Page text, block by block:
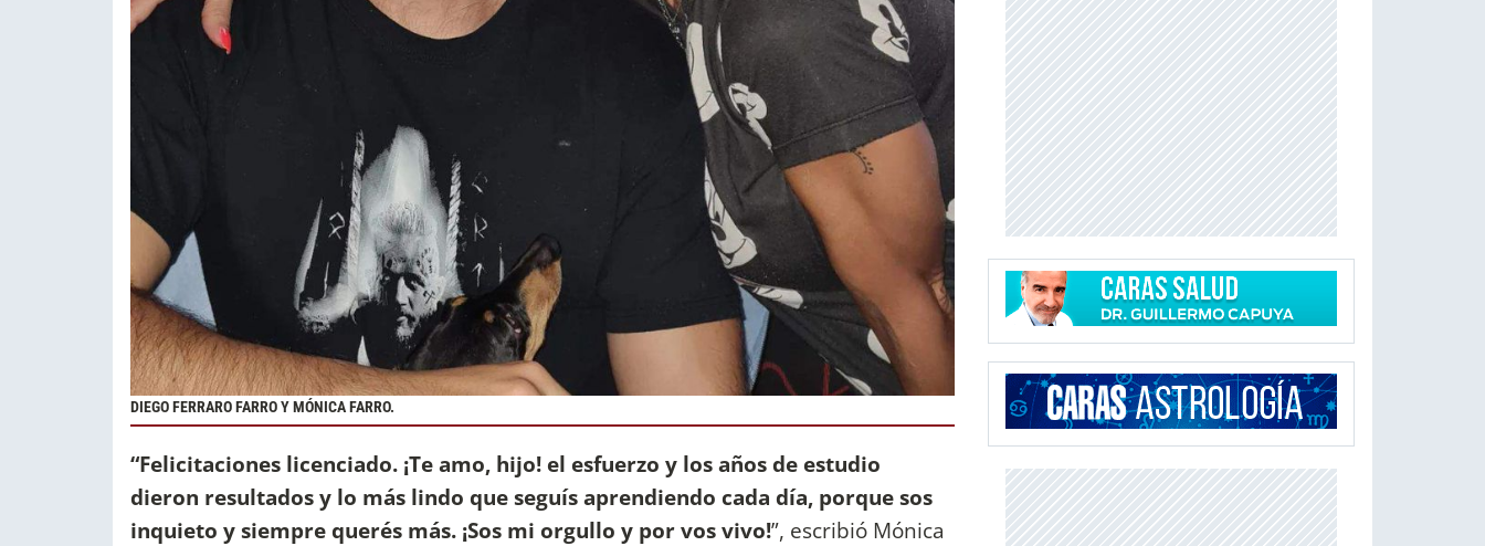
DIEGO FERRARO FARRO Y MÓNICA FARRO.
“Felicitaciones licenciado. ¡Te amo, hijo! el esfuerzo y los años de estudio
dieron resultados y lo más lindo que seguís aprendiendo cada día, porque sos
inquieto y siempre querés más. ¡Sos mi orgullo y por vos vivo!”, escribió Mónica